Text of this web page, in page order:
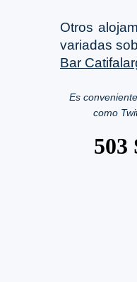
Otros
variadas
Bar
Es
como